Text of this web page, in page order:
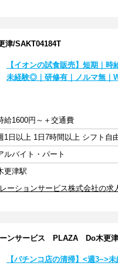
津/SAKT04184T
【イオンの試食販売】短期｜時
未経験◎｜研修有｜ノルマ無｜
給1600円～＋交通費
ルバイト・パート
更津駅
ーションサービス株式会社の求
ーンサービス PLAZA Do木更
【パチンコ店の清掃】<週3~>